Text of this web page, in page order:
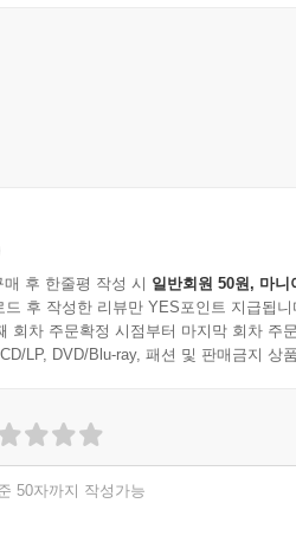
후 한줄평 작성 시 일반회원 50원, 마니
드 후 작성한 리뷰만 YES포인트 지급됩니
회차 주문확정 시점부터 마지막 회차 주
LP, DVD/Blu-ray, 패션 및 판매금지 상
50자까지 작성가능